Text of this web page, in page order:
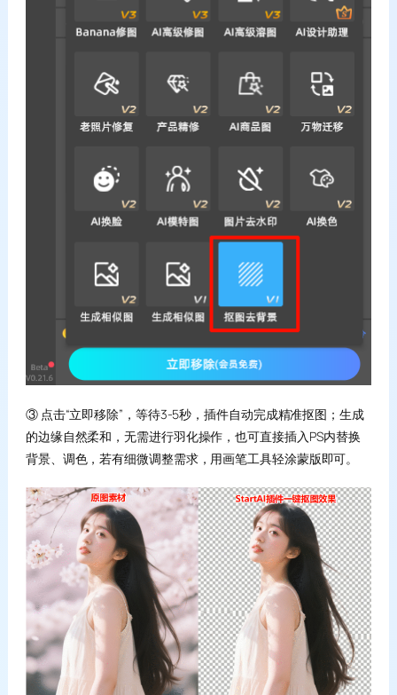
③ 点击“立即移除”，等待3-5秒，插件自动完成精准抠图；生成
的边缘自然柔和，无需进行羽化操作，也可直接插入PS内替换
背景、调色，若有细微调整需求，用画笔工具轻涂蒙版即可。